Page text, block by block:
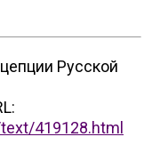
Русской
419128.html